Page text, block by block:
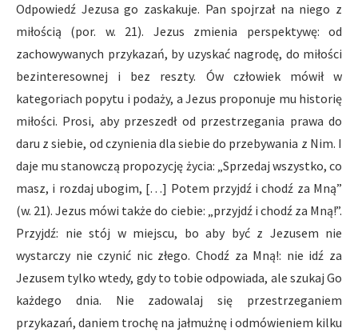
Odpowiedź Jezusa go zaskakuje. Pan spojrzał na niego z
miłością (por. w. 21). Jezus zmienia perspektywę: od
zachowywanych przykazań, by uzyskać nagrodę, do miłości
bezinteresownej i bez reszty. Ów człowiek mówił w
kategoriach popytu i podaży, a Jezus proponuje mu historię
miłości. Prosi, aby przeszedł od przestrzegania prawa do
daru z siebie, od czynienia dla siebie do przebywania z Nim. I
daje mu stanowczą propozycję życia: „Sprzedaj wszystko, co
masz, i rozdaj ubogim, […] Potem przyjdź i chodź za Mną”
(w. 21). Jezus mówi także do ciebie: „przyjdź i chodź za Mną!”.
Przyjdź: nie stój w miejscu, bo aby być z Jezusem nie
wystarczy nie czynić nic złego. Chodź za Mną!: nie idź za
Jezusem tylko wtedy, gdy to tobie odpowiada, ale szukaj Go
każdego dnia. Nie zadowalaj się przestrzeganiem
przykazań, daniem trochę na jałmużnę i odmówieniem kilku